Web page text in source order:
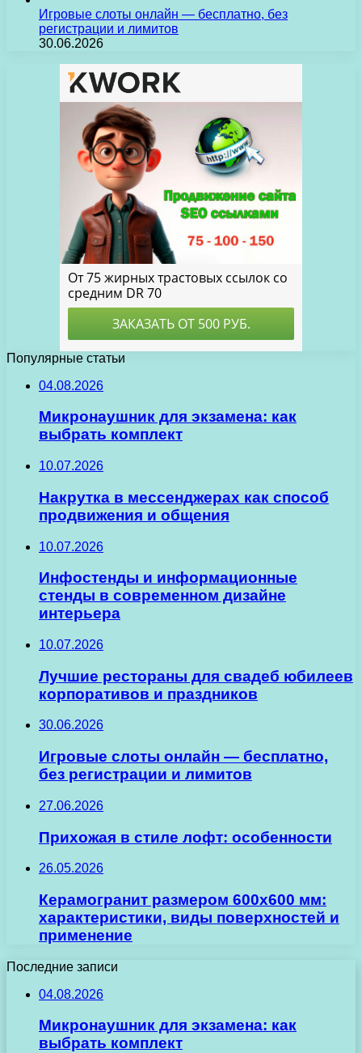
Игровые слоты онлайн — бесплатно, без
регистрации и лимитов
30.06.2026
Популярные статьи
04.08.2026
Микронаушник для экзамена: как
выбрать комплект
10.07.2026
Накрутка в мессенджерах как способ
продвижения и общения
10.07.2026
Инфостенды и информационные
стенды в современном дизайне
интерьера
10.07.2026
Лучшие рестораны для свадеб юбилеев
корпоративов и праздников
30.06.2026
Игровые слоты онлайн — бесплатно,
без регистрации и лимитов
27.06.2026
Прихожая в стиле лофт: особенности
26.05.2026
Керамогранит размером 600х600 мм:
характеристики, виды поверхностей и
применение
Последние записи
04.08.2026
Микронаушник для экзамена: как
выбрать комплект